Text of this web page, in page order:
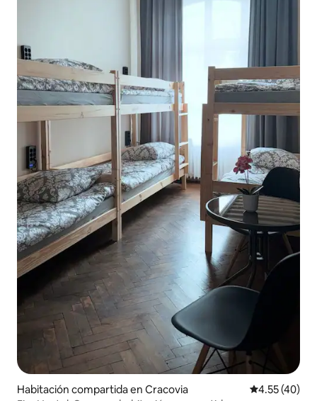
Habitación compartida en Cracovia Calificación
4.55 (40)